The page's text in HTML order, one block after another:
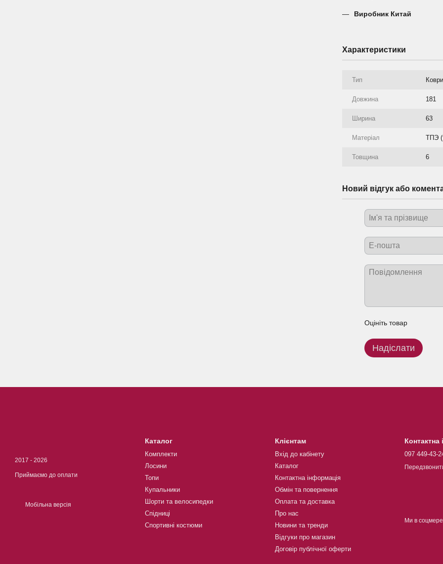
Виробник Китай
Характеристики
Тип
Довжина 181
Ширина 63
Матеріал ТПЭ
Товщина 6
Новий відгук або
Оцініть товар
Надіслати
2017 - 2026
Приймаємо до оплати
Мобільна версія
Каталог
Комплекти
Лосини
Топи
Купальники
Шорти та велосипедки
Спідниці
Спортивнi костюми
Клієнтам
Вхід до кабінету
Каталог
Контактна інформація
Обмін та повернення
Оплата та доставка
Про нас
Новини та тренди
Відгуки про магазин
Договір публічної оферти
Контактна
097 449-43-
Ми в